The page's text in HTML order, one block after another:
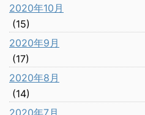
2020年10月
(15)
2020年9月
(17)
2020年8月
(14)
2020年7月